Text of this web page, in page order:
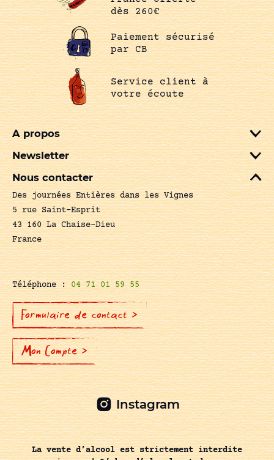
dès 260€
Paiement sécurisé
par CB
Service client à
votre écoute
A propos
Newsletter
Nous contacter
Des journées Entières dans les Vignes
5 rue Saint-Esprit
43 160 La Chaise-Dieu
France
Téléphone :04 71 01 59 55
Formulaire de contact >
Mon Compte >
Instagram
La vente d’alcool est strictement interdite